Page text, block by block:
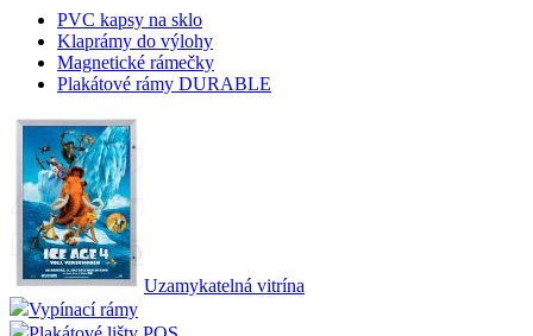
PVC kapsy na sklo
Klaprámy do výlohy
Magnetické rámečky
Plakátové rámy DURABLE
Uzamykatelná vitrína
Vypínací rámy